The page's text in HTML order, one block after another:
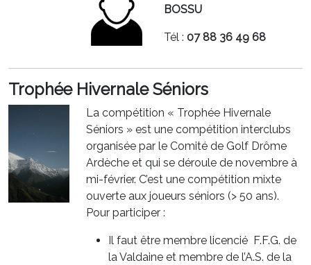
BOSSU
Tél :07 88 36 49 68
Trophée Hivernale Séniors
La compétition « Trophée Hivernale
Séniors » est une compétition interclubs
organisée par le Comité de Golf Drôme
Ardèche et qui se déroule de novembre à
mi-février. C’est une compétition mixte
ouverte aux joueurs séniors (> 50 ans).
Pour participer :
Il faut être membre licencié F.F.G. de
la Valdaine et membre de l’A.S. de la